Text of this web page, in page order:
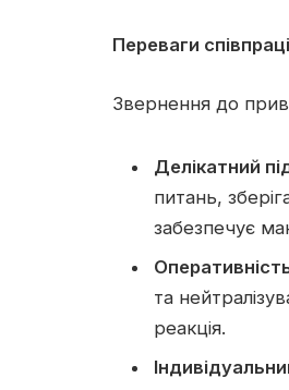
Переваги
Звернення до
Делікатний
питань,
забезпечує
та
реакція.